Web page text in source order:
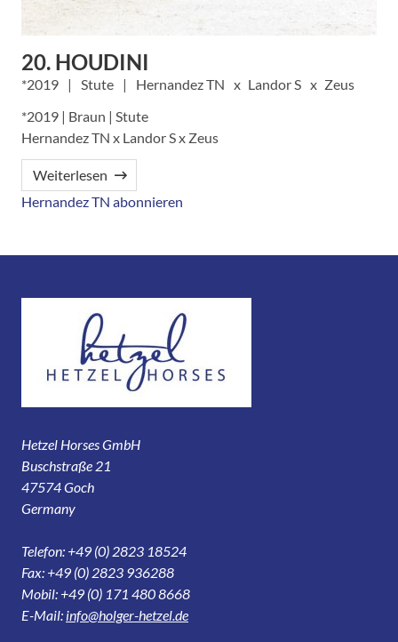
20. HOUDINI
2019 Stute Hernandez TN Landor S
Zeus
*2019 | Braun | Stute
Hernandez TN x Landor S x Zeus
Weiterlesen
Hernandez TN abonnieren
Hetzel Horses GmbH
Buschstraße 21
47574 Goch
Germany
Telefon: +49 (0) 2823 18524
Fax: +49 (0) 2823 936288
Mobil: +49 (0) 171 480 8668
E-Mail: info@holger-hetzel.de